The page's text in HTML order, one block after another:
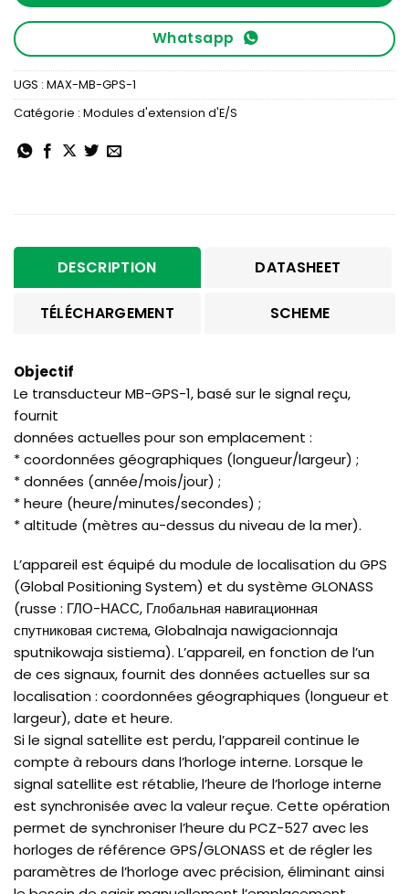
Whatsapp
UGS : MAX-MB-GPS-1
Catégorie : Modules d'extension d'E/S
DESCRIPTION DATASHEET
TÉLÉCHARGEMENT SCHEME
Objectif
Le transducteur MB-GPS-1, basé sur le signal reçu,
fournit
données actuelles pour son emplacement :
* coordonnées géographiques (longueur/largeur) ;
* données (année/mois/jour) ;
* heure (heure/minutes/secondes) ;
* altitude (mètres au-dessus du niveau de la mer).
L’appareil est équipé du module de localisation du GPS
(Global Positioning System) et du système GLONASS
(russe : ГЛО-НАСС, Глобальная навигационная
спутниковая система, Globalnaja nawigacionnaja
sputnikowaja sistiema). L’appareil, en fonction de l’un
de ces signaux, fournit des données actuelles sur sa
localisation : coordonnées géographiques (longueur et
largeur), date et heure.
Si le signal satellite est perdu, l’appareil continue le
compte à rebours dans l’horloge interne. Lorsque le
signal satellite est rétablie, l’heure de l’horloge interne
est synchronisée avec la valeur reçue. Cette opération
permet de synchroniser l’heure du PCZ-527 avec les
horloges de référence GPS/GLONASS et de régler les
paramètres de l’horloge avec précision, éliminant ainsi